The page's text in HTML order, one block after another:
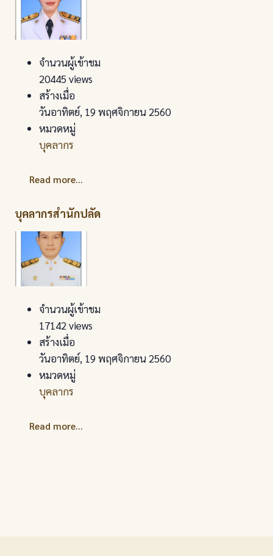
จำนวนผู้เข้าชม
20445 views
สร้างเมื่อ
วันอาทิตย์, 19 พฤศจิกายน 2560
หมวดหมู่
บุคลากร
Read more...
บุคลากรสำนักปลัด
จำนวนผู้เข้าชม
17142 views
สร้างเมื่อ
วันอาทิตย์, 19 พฤศจิกายน 2560
หมวดหมู่
บุคลากร
Read more...